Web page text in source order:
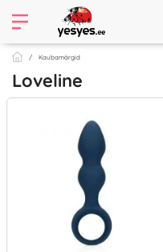
Kaubamärgid
Loveline